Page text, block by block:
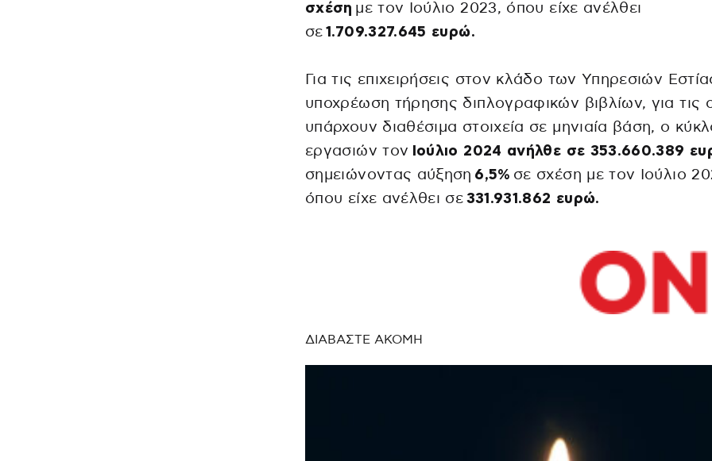
σχέση με τον Ιούλιο 2023, όπου είχε ανέλθει
σε1.709.327.645 ευρώ.
Για τις επιχειρήσεις στον κλάδο των Υπηρεσιών
υποχρέωση τήρησης διπλογραφικών βιβλίων, για τις
υπάρχουν διαθέσιμα στοιχεία σε μηνιαία βάση, ο
εργασιών τον
Ιούλιο 2024 ανήλθε σε 353.660.389
σημειώνοντας αύξηση 6,5% σε σχέση με τον Ιούλιο
όπου είχε ανέλθει σε 331.931.862 ευρώ.
ΔΙΑΒΑΣΤΕ ΑΚΟΜΗ